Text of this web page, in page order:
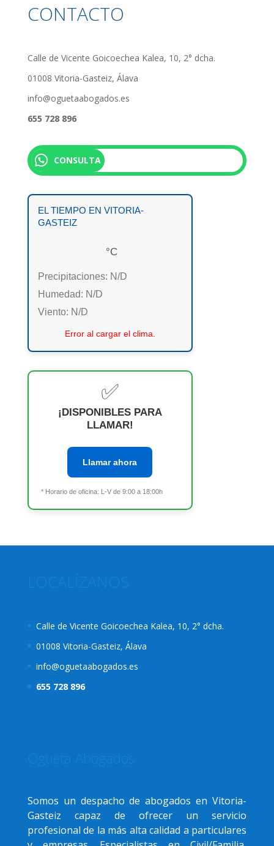
CONTACTO
Calle de Vicente Goicoechea Kalea, 10, 2° dcha.
01008 Vitoria-Gasteiz, Álava
info@oguetaabogados.es
655 728 896
CONSULTA
EL TIEMPO EN VITORIA-
GASTEIZ
°C
Precipitaciones: N/D
Humedad: N/D
Viento: N/D
Error al cargar el clima.
✅
¡DISPONIBLES PARA
LLAMAR!
Llamar ahora
* Horario de oficina: L-V de 9:00 a 18:00h
Calle de Vicente Goicoechea Kalea, 10, 2° dcha.
01008 Vitoria-Gasteiz, Álava
info@oguetaabogados.es
655 728 896
Somos un despacho de abogados en Vitoria-
Gasteiz capaz de ofrecer un servicio
profesional de la más alta calidad a particulares